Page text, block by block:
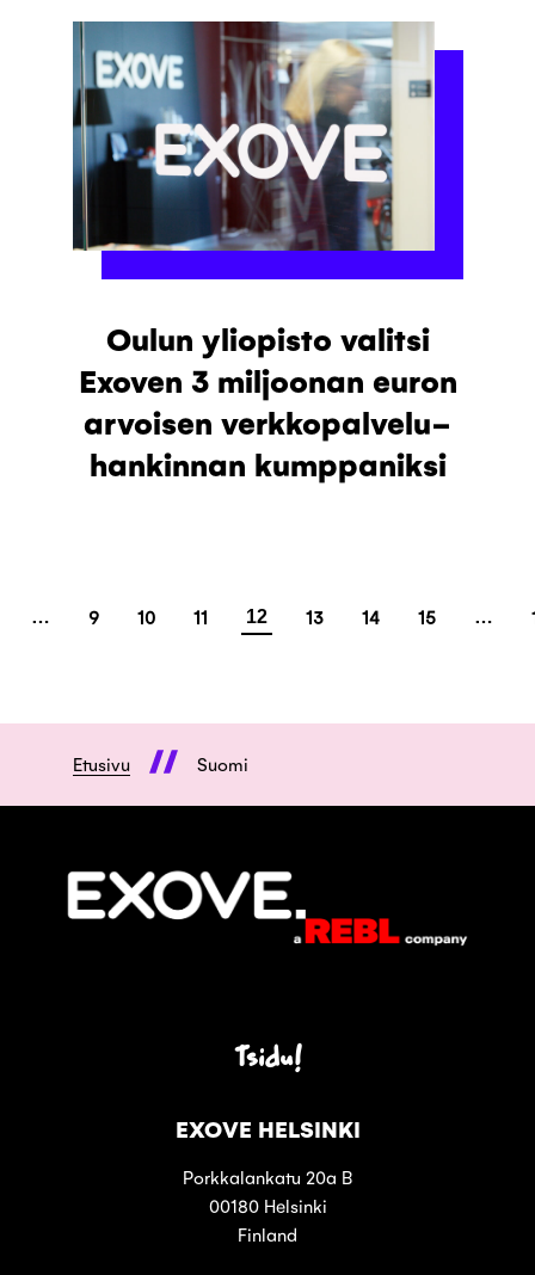
Oulun yliopisto valitsi
Exoven 3 miljoonan euron
arvoisen verkkopalvelu-
hankinnan kumppaniksi
… 9 10 11 12 13 14 15 …
Etusivu Suomi
Tsidu!
EXOVE HELSINKI
Porkkalankatu 20a B
00180 Helsinki
Finland